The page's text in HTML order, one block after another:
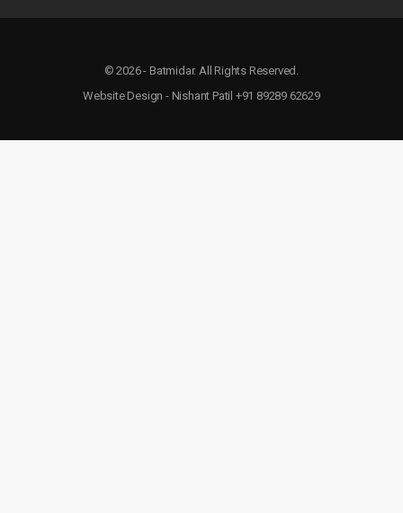
© 2026 - Batmidar. All Rights Reserved.
Website Design - Nishant Patil +91 89289 62629